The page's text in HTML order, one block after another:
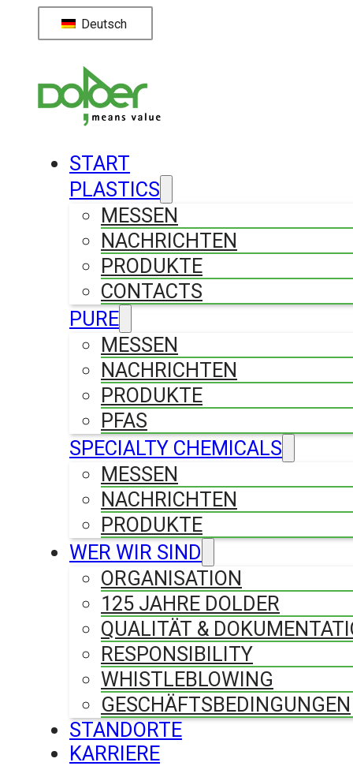
Deutsch
START
PLASTICS
MESSEN
NACHRICHTEN
PRODUKTE
CONTACTS
PURE
MESSEN
NACHRICHTEN
PRODUKTE
PFAS
SPECIALTY CHEMICALS
MESSEN
NACHRICHTEN
PRODUKTE
WER WIR SIND
ORGANISATION
125 JAHRE DOLDER
QUALITÄT &
RESPONSIBILITY
WHISTLEBLOWING
GESCHÄFTSBEDINGUNGEN
STANDORTE
KARRIERE